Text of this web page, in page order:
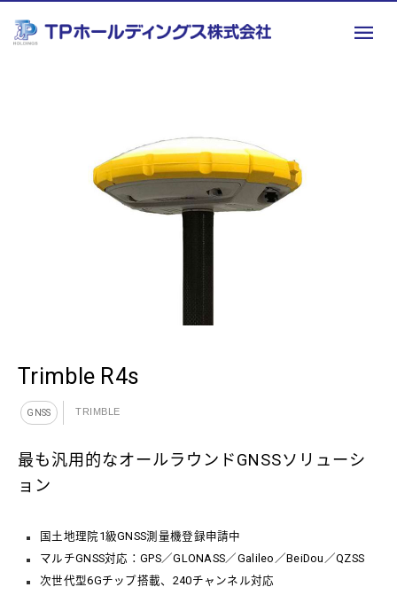
Trimble R4s
GNSS TRIMBLE
最も汎用的なオールラウンドGNSSソリューシ
ョン
国土地理院1級GNSS測量機登録申請中
マルチGNSS対応：GPS／GLONASS／Galileo／BeiDou／QZSS
次世代型6Gチップ搭載、240チャンネル対応